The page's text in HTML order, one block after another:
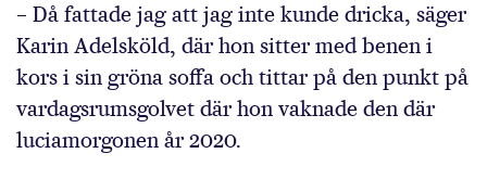
– Då fattade jag att jag inte kunde dricka, säger
Karin Adelsköld, där hon sitter med benen i
kors i sin gröna soffa och tittar på den punkt på
vardagsrumsgolvet där hon vaknade den där
luciamorgonen år 2020.